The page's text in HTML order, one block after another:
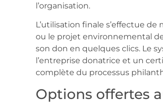
l’organisation.
L’utilisation finale s’effectue
ou le projet environnemental
son don en quelques clics. Le
l’entreprise donatrice et un
complète du processus
Options offertes